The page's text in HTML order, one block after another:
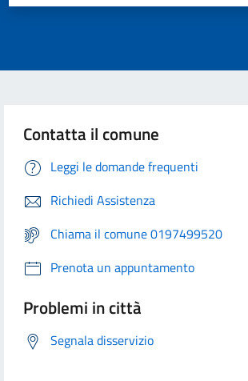
Contatta il comune
Leggi le domande frequenti
Richiedi Assistenza
Chiama il comune 0197499520
Prenota un appuntamento
Problemi in città
Segnala disservizio